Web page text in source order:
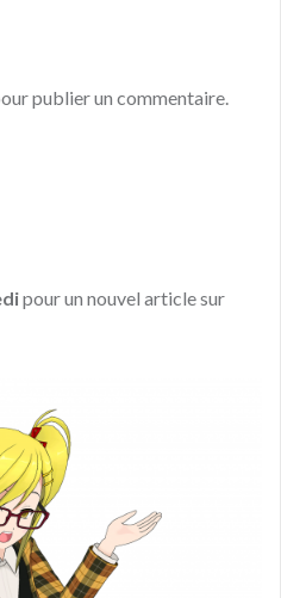
publier un commentaire.
pour un nouvel article sur